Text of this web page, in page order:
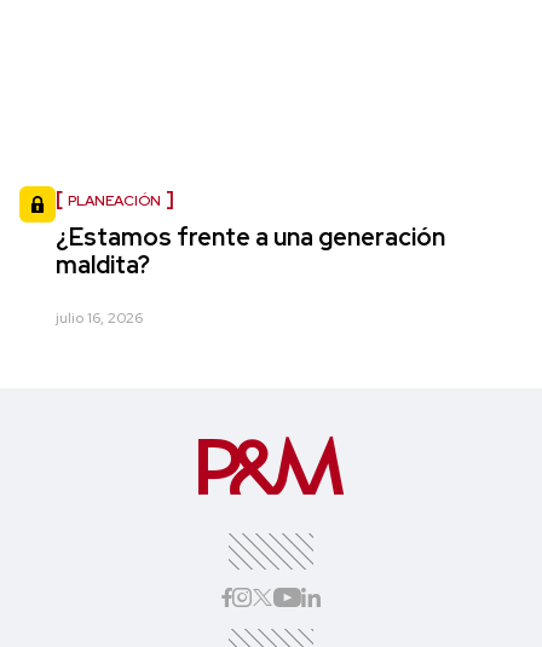
PLANEACIÓN
¿Estamos frente a una generación
maldita?
julio 16, 2026